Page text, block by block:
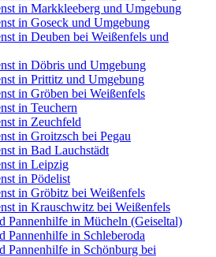
in Markkleeberg und Umgebung
in Goseck und Umgebung
in Deuben bei Weißenfels und
in Döbris und Umgebung
in Prittitz und Umgebung
in Gröben bei Weißenfels
in Teuchern
in Zeuchfeld
in Groitzsch bei Pegau
in Bad Lauchstädt
in Leipzig
in Pödelist
in Gröbitz bei Weißenfels
in Krauschwitz bei Weißenfels
Pannenhilfe in Mücheln (Geiseltal)
Pannenhilfe in Schleberoda
Pannenhilfe in Schönburg bei